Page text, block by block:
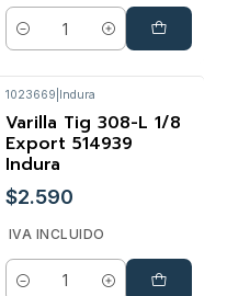
Cantidad
1023669 Indura
Varilla Tig 308-L 1/8
Export 514939
Indura
$2.590
IVA INCLUIDO
Cantidad